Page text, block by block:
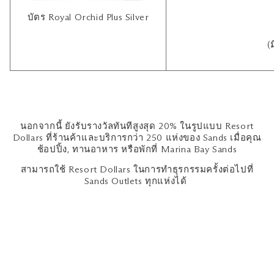
บัตร Royal Orchid Plus Silver
(
นอกจากนี้ ยังรับรางวัลทันทีสูงสุด 20% ในรูปแบบ Resort
Dollars ที่ร้านค้าและบริการกว่า 250 แห่งของ Sands เมื่อคุณ
ช้อปปิ้ง, ทานอาหาร หรือพักที่ Marina Bay Sands
สามารถใช้ Resort Dollars ในการทำธุรกรรมครั้งต่อไปที่
Sands Outlets ทุกแห่งได้